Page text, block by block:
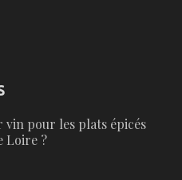
vin pour les plats épicés
Loire ?